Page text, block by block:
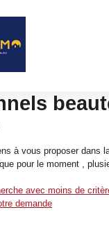
à vous proposer dans
pour le moment ,
avec moins de
demande